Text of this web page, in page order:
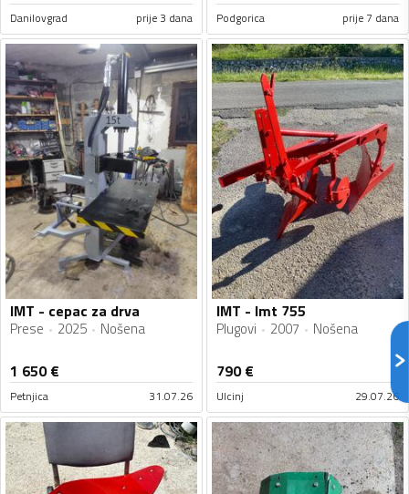
Danilovgrad prije 3 dana Podgorica prije 7 dana
IMT - cepac za drva
Prese 2025 Nošena
1 650€
Petnjica 31.07.26
IMT - Imt 755
Plugovi 2007 Nošena
790€
Ulcinj 29.07.26